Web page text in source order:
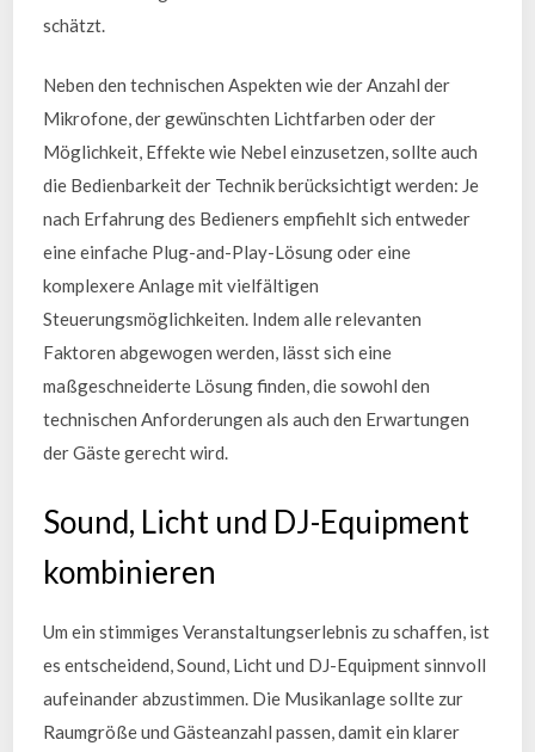
schätzt.
Neben den technischen Aspekten wie der Anzahl der
Mikrofone, der gewünschten Lichtfarben oder der
Möglichkeit, Effekte wie Nebel einzusetzen, sollte auch
die Bedienbarkeit der Technik berücksichtigt werden: Je
nach Erfahrung des Bedieners empfiehlt sich entweder
eine einfache Plug-and-Play-Lösung oder eine
komplexere Anlage mit vielfältigen
Steuerungsmöglichkeiten. Indem alle relevanten
Faktoren abgewogen werden, lässt sich eine
maßgeschneiderte Lösung finden, die sowohl den
technischen Anforderungen als auch den Erwartungen
der Gäste gerecht wird.
Sound, Licht und DJ-Equipment
kombinieren
Um ein stimmiges Veranstaltungserlebnis zu schaffen, ist
es entscheidend, Sound, Licht und DJ-Equipment sinnvoll
aufeinander abzustimmen. Die Musikanlage sollte zur
Raumgröße und Gästeanzahl passen, damit ein klarer